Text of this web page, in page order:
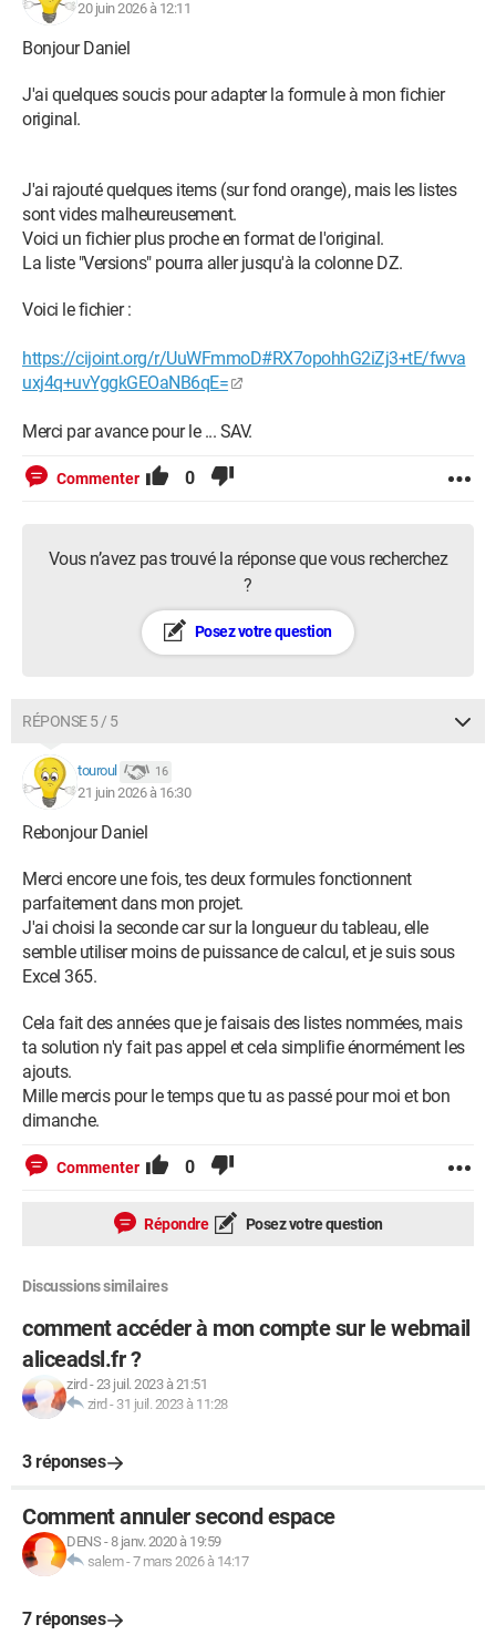
20 juin 2026 à 12:11
Bonjour Daniel
J'ai quelques soucis pour adapter la formule à mon fichier
original.
J'ai rajouté quelques items (sur fond orange), mais les listes
sont vides malheureusement.
Voici un fichier plus proche en format de l'original.
La liste "Versions" pourra aller jusqu'à la colonne DZ.
Voici le fichier :
https://cijoint.org/r/UuWFmmoD#RX7opohhG2iZj3+tE/fwva
uxj4q+uvYggkGEOaNB6qE=
Merci par avance pour le ... SAV.
Commenter 0
Vous n’avez pas trouvé la réponse que vous recherchez
?
Posez votre question
RÉPONSE 5 / 5
touroul 16
21 juin 2026 à 16:30
Rebonjour Daniel
Merci encore une fois, tes deux formules fonctionnent
parfaitement dans mon projet.
J'ai choisi la seconde car sur la longueur du tableau, elle
semble utiliser moins de puissance de calcul, et je suis sous
Excel 365.
Cela fait des années que je faisais des listes nommées, mais
ta solution n'y fait pas appel et cela simplifie énormément les
ajouts.
Mille mercis pour le temps que tu as passé pour moi et bon
dimanche.
Commenter 0
Répondre Posez votre question
Discussions similaires
comment accéder à mon compte sur le webmail
aliceadsl.fr ?
zird -23 juil. 2023 à 21:51
zird - 31 juil. 2023 à 11:28
3 réponses
Comment annuler second espace
DENS -8 janv. 2020 à 19:59
salem-7 mars 2026 à 14:17
7 réponses